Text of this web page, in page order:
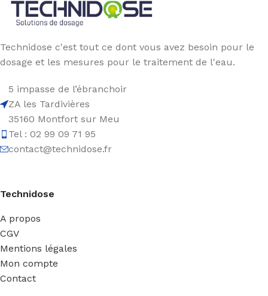
Technidose c'est tout ce dont vous avez besoin pour le
dosage et les mesures pour le traitement de l'eau.
5 impasse de l’ébranchoir
ZA les Tardivières
35160 Montfort sur Meu
Tel : 02 99 09 71 95
contact@technidose.fr
Technidose
A propos
CGV
Mentions légales
Mon compte
Contact